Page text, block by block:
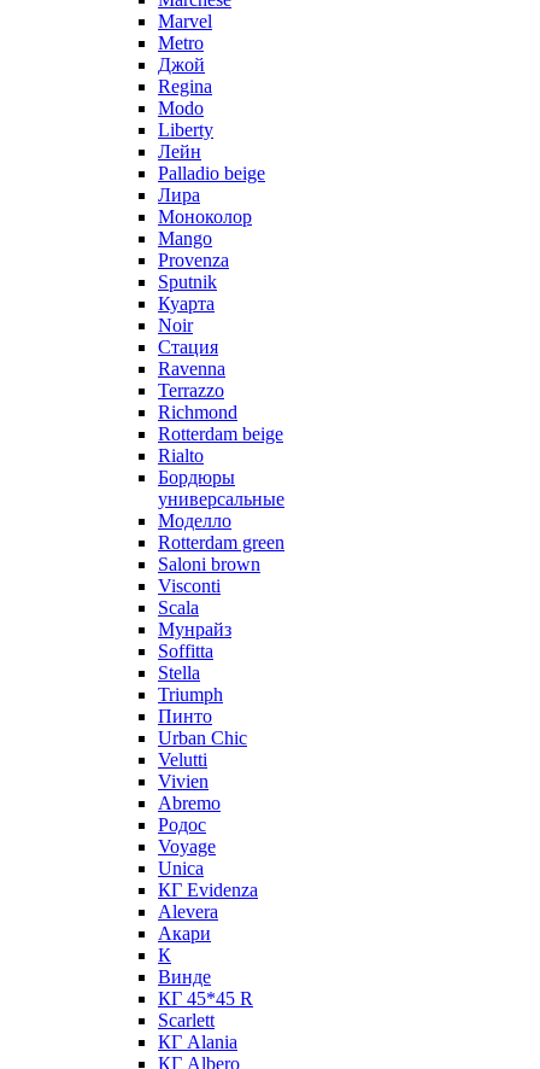
Marvel
Metro
Джой
Regina
Modo
Liberty
Лейн
Palladio beige
Лира
Моноколор
Mango
Provenza
Sputnik
Куарта
Noir
Стация
Ravenna
Terrazzo
Richmond
Rotterdam beige
Rialto
Бордюры
универсальные
Моделло
Rotterdam green
Saloni brown
Visconti
Scala
Мунрайз
Soffitta
Stella
Triumph
Пинто
Urban Chic
Velutti
Vivien
Abremo
Родос
Voyage
Unica
КГ Evidenza
Alevera
Акари
К
Винде
КГ 45*45 R
Scarlett
КГ Alania
КГ Albero